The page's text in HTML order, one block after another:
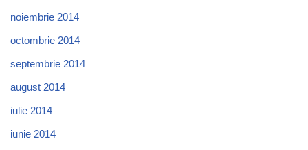
noiembrie 2014
octombrie 2014
septembrie 2014
august 2014
iulie 2014
iunie 2014